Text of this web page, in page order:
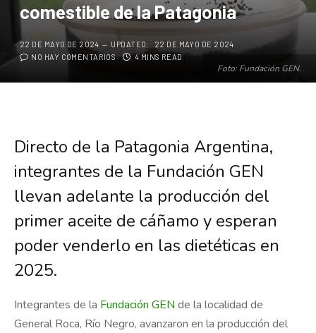
Foto: Fundación GEN.
comestible de la Patagonia
22 DE MAYO DE 2024 UPDATED:
22 DE MAYO DE 2024
NO HAY COMENTARIOS
4 MINS READ
Directo de la Patagonia Argentina,
integrantes de la Fundación GEN
llevan adelante la producción del
primer aceite de cáñamo y esperan
poder venderlo en las dietéticas en
2025.
Integrantes de la Fundación GEN de la localidad de
General Roca, Río Negro, avanzaron en la producción del